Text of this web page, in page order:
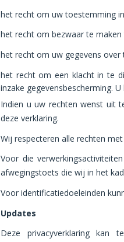
het recht om uw toestemming
het recht om bezwaar te
het recht om uw gegevens over
het recht om een klacht in te
inzake gegevensbescherming.
Indien u uw rechten wenst uit
deze verklaring.
Wij respecteren alle rechten
Voor die
afwegingstoets die wij in het
Voor identificatiedoeleinden
Updates
Deze privacyverklaring kan